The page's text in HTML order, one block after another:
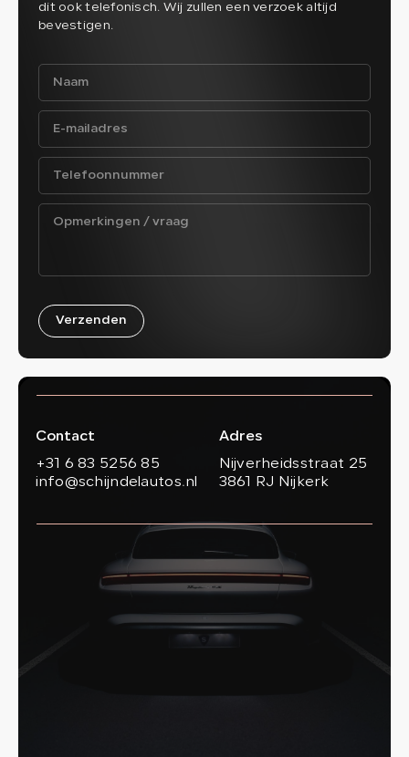
dit ook telefonisch. Wij zullen een verzoek altijd
bevestigen.
Verzenden
Contact
+31 6 83 5256 85
info@schijndelautos.nl
Adres
Nijverheidsstraat 25
3861 RJ Nijkerk